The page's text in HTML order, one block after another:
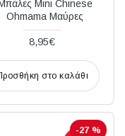
Mini Chinese
Ohmama Μαύρες
8,95€
στο καλάθι
-27 %